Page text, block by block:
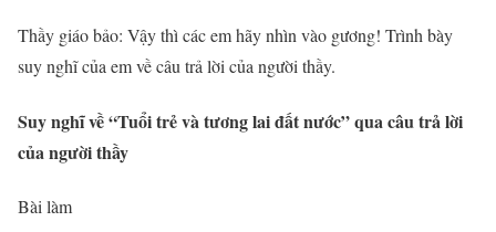
Thầy giáo bảo: Vậy thì các em hãy nhìn vào gương! Trình bày
suy nghĩ của em về câu trả lời của người thầy.
Suy nghĩ về “Tuổi trẻ và tương lai đất nước” qua câu trả lời
của người thầy
Bài làm